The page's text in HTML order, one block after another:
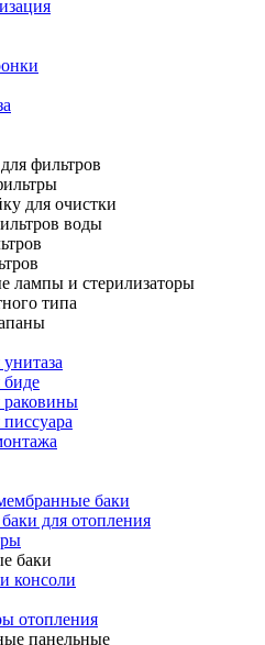
фильтров
для очистки
воды
лампы и стерилизаторы
типа
биде
раковины
баки
для отопления
баки
консоли
отопления
панельные